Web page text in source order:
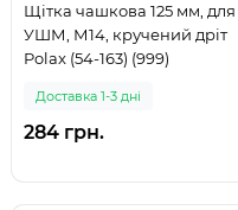
Щітка чашкова 125 мм, для
УШМ, М14, кручений дріт
Polax (54-163) (999)
Доставка 1-3 дні
284 грн.